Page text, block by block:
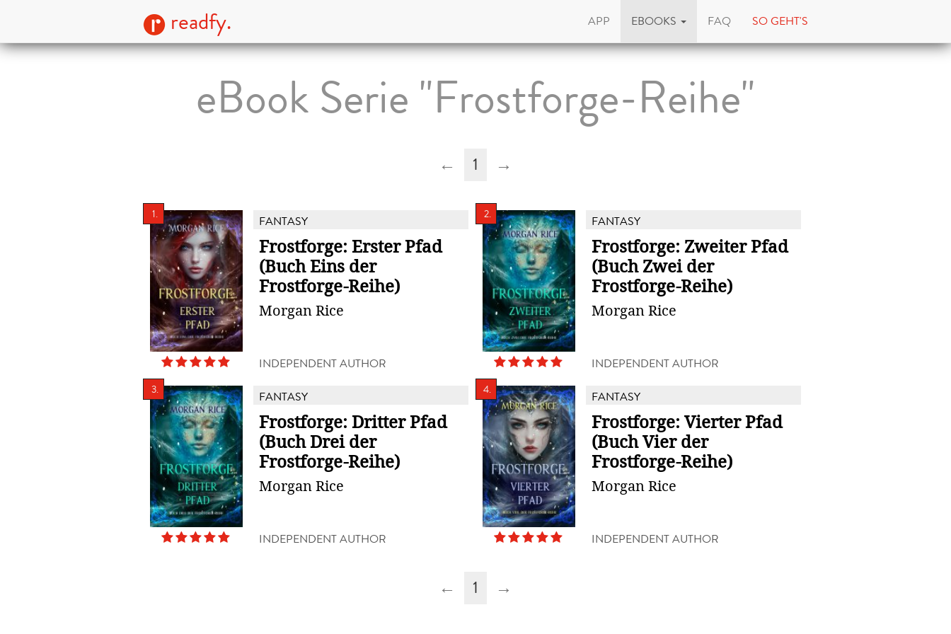
readfy. APP EBOOKS FAQ SO GEHT'S
eBook Serie "Frostforge-Reihe"
← 1 →
1. FANTASY
Frostforge: Erster Pfad
(Buch Eins der
Frostforge-Reihe)
Morgan Rice
INDEPENDENT AUTHOR
2. FANTASY
Frostforge: Zweiter Pfad
(Buch Zwei der
Frostforge-Reihe)
Morgan Rice
INDEPENDENT AUTHOR
3. FANTASY
Frostforge: Dritter Pfad
(Buch Drei der
Frostforge-Reihe)
Morgan Rice
INDEPENDENT AUTHOR
4. FANTASY
Frostforge: Vierter Pfad
(Buch Vier der
Frostforge-Reihe)
Morgan Rice
INDEPENDENT AUTHOR
← 1 →